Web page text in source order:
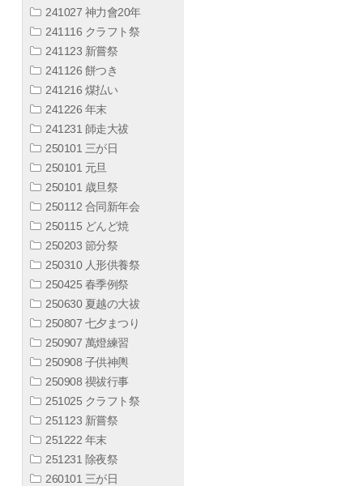
241027 神力會20年
241116 クラフト祭
241123 新嘗祭
241126 餅つき
241216 煤払い
241226 年末
241231 師走大祓
250101 三が日
250101 元旦
250101 歳旦祭
250112 合同新年会
250115 どんど焼
250203 節分祭
250310 人形供養祭
250425 春季例祭
250630 夏越の大祓
250807 七夕まつり
250907 萬燈練習
250908 子供神輿
250908 禊祓行事
251025 クラフト祭
251123 新嘗祭
251222 年末
251231 除夜祭
260101 三が日